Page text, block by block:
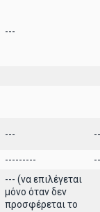
---
---
---------
--- (να επιλέγεται
μόνο όταν δεν
προσφέρεται το